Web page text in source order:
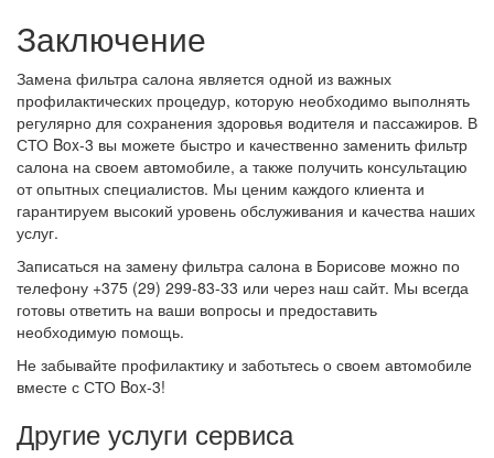
Заключение
Замена фильтра салона является одной из важных
профилактических процедур, которую необходимо выполнять
регулярно для сохранения здоровья водителя и пассажиров. В
СТО Box-3 вы можете быстро и качественно заменить фильтр
салона на своем автомобиле, а также получить консультацию
от опытных специалистов. Мы ценим каждого клиента и
гарантируем высокий уровень обслуживания и качества наших
услуг.
Записаться на замену фильтра салона в Борисове можно по
телефону +375 (29) 299-83-33 или через наш сайт. Мы всегда
готовы ответить на ваши вопросы и предоставить
необходимую помощь.
Не забывайте профилактику и заботьтесь о своем автомобиле
вместе с СТО Box-3!
Другие услуги сервиса